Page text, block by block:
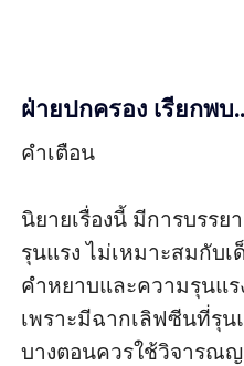
ฝ่ายปกครอง เรียกพบ
คำเตือน
นิยายเรื่องนี้ มีการบรร
รุนแรง ไม่เหมาะสมกับ
คำหยาบและความรุนแ
เพราะมีฉากเลิฟซีนที่รุน
บางตอนควรใช้วิจารณ